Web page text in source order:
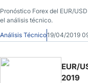
Pronóstico Forex del EUR/
el análisis técnico.
Análisis Técnico19/04/2019
EUR/
2019